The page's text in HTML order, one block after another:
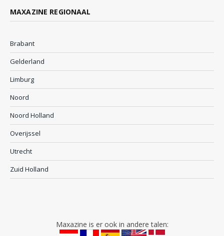
MAXAZINE REGIONAAL
Brabant
Gelderland
Limburg
Noord
Noord Holland
Overijssel
Utrecht
Zuid Holland
Maxazine is er ook in andere talen: